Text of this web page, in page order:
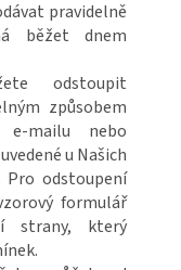
pravidelně
běžet dnem
odstoupit
způsobem
e-mailu nebo
u Našich
Pro odstoupení
formulář
strany, který